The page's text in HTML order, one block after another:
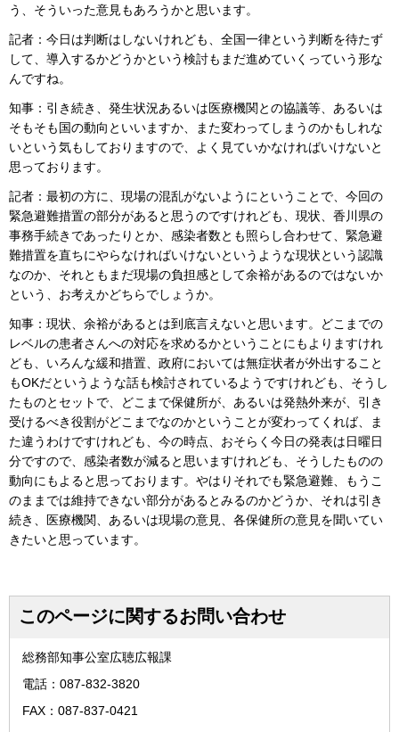
う、そういった意見もあろうかと思います。
記者：今日は判断はしないけれども、全国一律という判断を待たず
して、導入するかどうかという検討もまだ進めていくっていう形な
んですね。
知事：引き続き、発生状況あるいは医療機関との協議等、あるいは
そもそも国の動向といいますか、また変わってしまうのかもしれな
いという気もしておりますので、よく見ていかなければいけないと
思っております。
記者：最初の方に、現場の混乱がないようにということで、今回の
緊急避難措置の部分があると思うのですけれども、現状、香川県の
事務手続きであったりとか、感染者数とも照らし合わせて、緊急避
難措置を直ちにやらなければいけないというような現状という認識
なのか、それともまだ現場の負担感として余裕があるのではないか
という、お考えかどちらでしょうか。
知事：現状、余裕があるとは到底言えないと思います。どこまでの
レベルの患者さんへの対応を求めるかということにもよりますけれ
ども、いろんな緩和措置、政府においては無症状者が外出すること
もOKだというような話も検討されているようですけれども、そうし
たものとセットで、どこまで保健所が、あるいは発熱外来が、引き
受けるべき役割がどこまでなのかということが変わってくれば、ま
た違うわけですけれども、今の時点、おそらく今日の発表は日曜日
分ですので、感染者数が減ると思いますけれども、そうしたものの
動向にもよると思っております。やはりそれでも緊急避難、もうこ
のままでは維持できない部分があるとみるのかどうか、それは引き
続き、医療機関、あるいは現場の意見、各保健所の意見を聞いてい
きたいと思っています。
このページに関するお問い合わせ
総務部知事公室広聴広報課
電話：087-832-3820
FAX：087-837-0421